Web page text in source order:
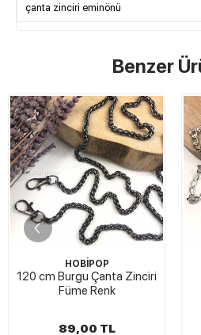
çanta zinciri eminönü
Benzer
HOBİPOP
120 cm Çanta Zinciri
Gümüş Renk 01
50,00 TL